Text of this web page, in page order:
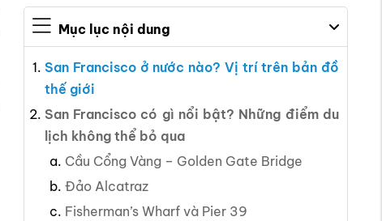
Mục lục nội dung
San Francisco ở nước nào? Vị trí trên bản đồ
thế giới
San Francisco có gì nổi bật? Những điểm du
lịch không thể bỏ qua
Cầu Cổng Vàng – Golden Gate Bridge
Đảo Alcatraz
Fisherman’s Wharf và Pier 39